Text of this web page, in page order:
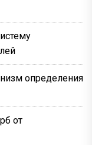
определения
от